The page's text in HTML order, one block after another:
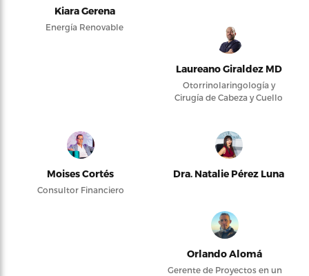
Kiara Gerena
Energía Renovable
Laureano Giraldez MD
Otorrinolaringología y
Cirugía de Cabeza y Cuello
Moises Cortés
Consultor Financiero
Dra. Natalie Pérez Luna
Orlando Alomá
Gerente de Proyectos en un